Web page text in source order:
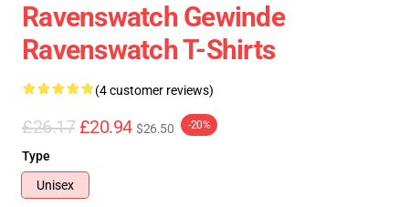
Ravenswatch Gewinde
Ravenswatch T-Shirts
(4 customer reviews)
£26.17 £20.94 $26.50 -20%
Type
Unisex